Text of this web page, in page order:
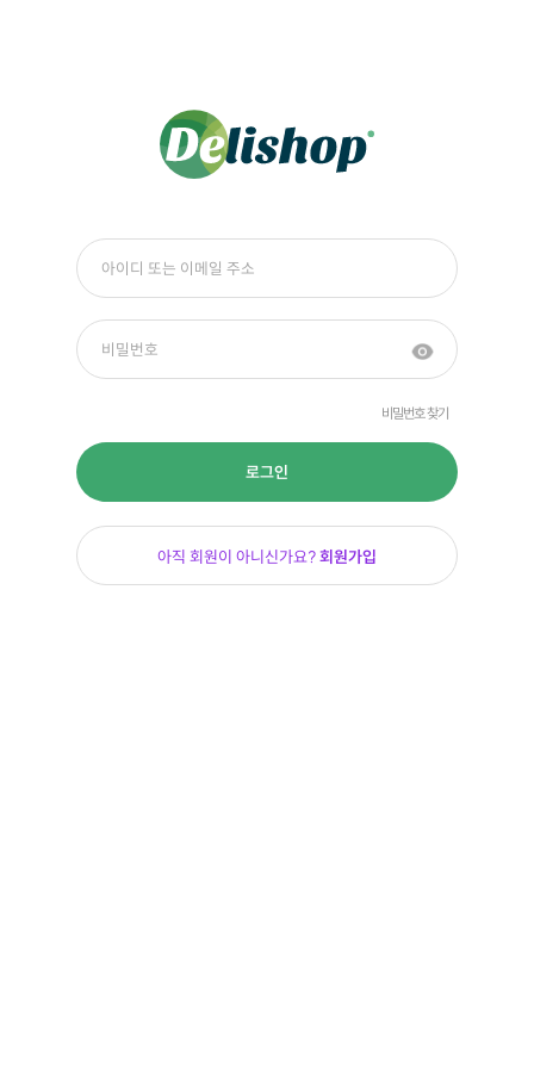
비밀번호 찾기
로그인
아직 회원이 아니신가요?회원가입